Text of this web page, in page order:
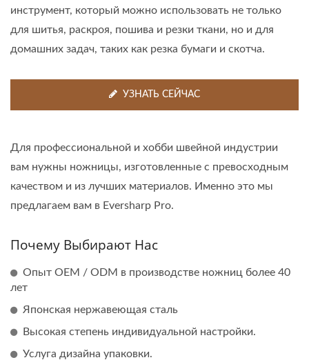
инструмент, который можно использовать не только
для шитья, раскроя, пошива и резки ткани, но и для
домашних задач, таких как резка бумаги и скотча.
УЗНАТЬ СЕЙЧАС
Для профессиональной и хобби швейной индустрии
вам нужны ножницы, изготовленные с превосходным
качеством и из лучших материалов. Именно это мы
предлагаем вам в Eversharp Pro.
Почему Выбирают Нас
Опыт OEM / ODM в производстве ножниц более 40
лет
Японская нержавеющая сталь
Высокая степень индивидуальной настройки.
Услуга дизайна упаковки.